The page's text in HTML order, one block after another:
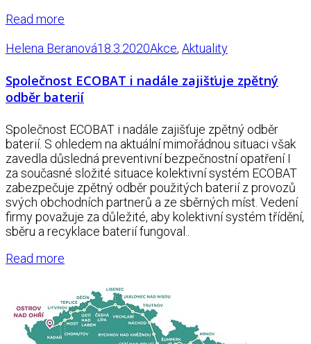
Read more
Helena Beranová18.3.2020Akce, Aktuality
Společnost ECOBAT i nadále zajišťuje zpětný
odběr baterií
Společnost ECOBAT i nadále zajišťuje zpětný odběr
baterií. S ohledem na aktuální mimořádnou situaci však
zavedla důsledná preventivní bezpečnostní opatření I
za současné složité situace kolektivní systém ECOBAT
zabezpečuje zpětný odběr použitých baterií z provozů
svých obchodních partnerů a ze sběrných míst. Vedení
firmy považuje za důležité, aby kolektivní systém třídění,
sběru a recyklace baterií fungoval..
Read more